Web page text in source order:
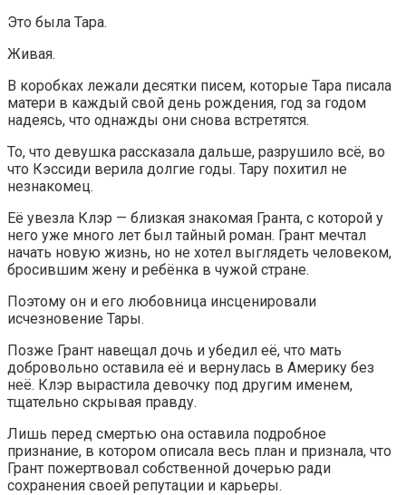
Это была Тара.
Живая.
В коробках лежали десятки писем, которые Тара писала
матери в каждый свой день рождения, год за годом
надеясь, что однажды они снова встретятся.
То, что девушка рассказала дальше, разрушило всё, во
что Кэссиди верила долгие годы. Тару похитил не
незнакомец.
Её увезла Клэр — близкая знакомая Гранта, с которой у
него уже много лет был тайный роман. Грант мечтал
начать новую жизнь, но не хотел выглядеть человеком,
бросившим жену и ребёнка в чужой стране.
Поэтому он и его любовница инсценировали
исчезновение Тары.
Позже Грант навещал дочь и убедил её, что мать
добровольно оставила её и вернулась в Америку без
неё. Клэр вырастила девочку под другим именем,
тщательно скрывая правду.
Лишь перед смертью она оставила подробное
признание, в котором описала весь план и признала, что
Грант пожертвовал собственной дочерью ради
сохранения своей репутации и карьеры.